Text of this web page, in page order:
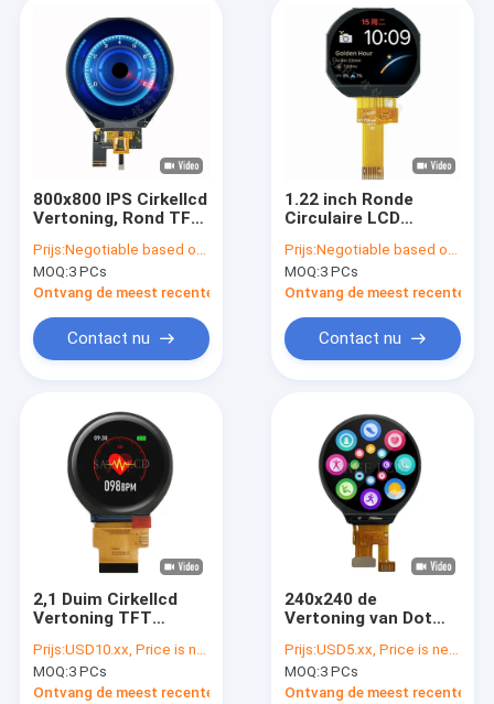
800x800 IPS Cirkellcd
Vertoning, Rond TFT
Interface met CTP
Prijs:Negotiable based on order lot quantity
MOQ:3 PCs
Ontvang de meest recente Prijs
Contact nu
1.22 inch Ronde
Circulaire LCD
240x204 Punten IPS
Volle kijkhoek
Prijs:Negotiable based on order lot quantity
MOQ:3 PCs
Ontvang de meest recente
Contact nu
2,1 Duim Cirkellcd
Vertoning TFT
Interface van SPI
Prijs:USD10.xx, Price is negotiable based on order lot quantity
MOQ:3 PCs
Ontvang de meest recente Prijs
240x240 de
Vertoning van Dot
GC9A01-Aanraking 4
Draad 1 de Interface
van steegspi
Prijs:USD5.xx, Price is negotiable based on order lot quantity
MOQ:3 PCs
Ontvang de meest recente